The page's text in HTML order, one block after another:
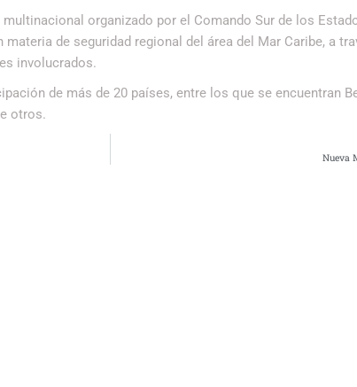
organizado por el Comando Sur de los
de seguridad regional del área del Mar Caribe, a
involucrados.
de más de 20 países, entre los que se encuentran
otros.
Nueva